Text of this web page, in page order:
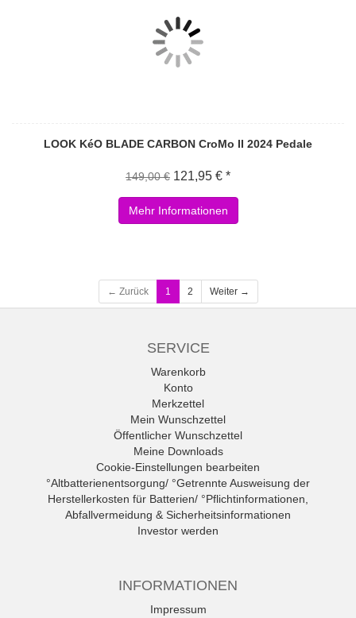
LOOK KéO BLADE CARBON CroMo II 2024 Pedale
149,00 € 121,95 € *
Mehr Informationen
← Zurück 1 2 Weiter →
SERVICE
Warenkorb
Konto
Merkzettel
Mein Wunschzettel
Öffentlicher Wunschzettel
Meine Downloads
Cookie-Einstellungen bearbeiten
°Altbatterienentsorgung/ °Getrennte Ausweisung der
Herstellerkosten für Batterien/ °Pflichtinformationen,
Abfallvermeidung & Sicherheitsinformationen
Investor werden
INFORMATIONEN
Impressum